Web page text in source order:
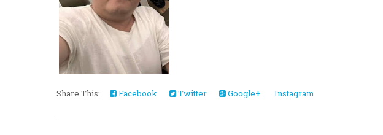
Share This: Facebook Twitter Google+ Instagram